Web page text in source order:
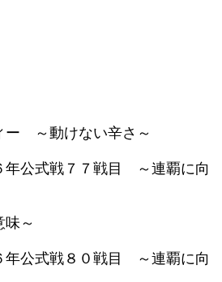
～動けない辛さ～
公式戦７７戦目 ～連覇に向
～
公式戦８０戦目 ～連覇に向